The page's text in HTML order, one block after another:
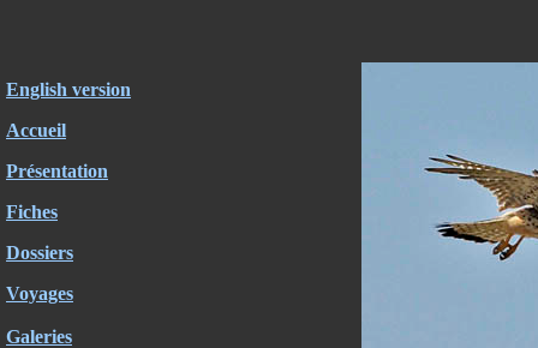
English version
Accueil
Présentation
Fiches
Dossiers
Voyages
Galeries